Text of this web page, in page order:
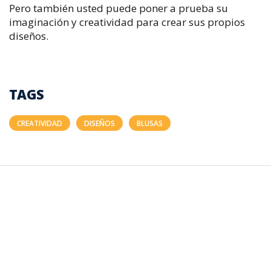
Pero también usted puede poner a prueba su
imaginación y creatividad para crear sus propios
diseños.
TAGS
CREATIVIDAD DISEÑOS BLUSAS